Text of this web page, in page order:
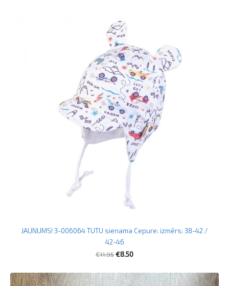
JAUNUMS! 3-006064 TUTU sienama Cepure: izmērs: 38-42 /
42-46
€11.95€8.50